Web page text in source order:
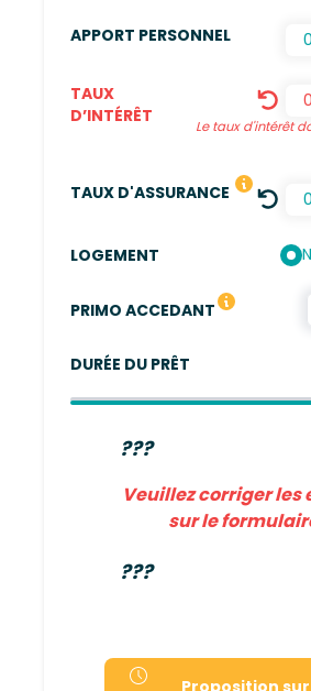
APPORT PERSONNEL
TAUX
D’INTÉRÊT
Le taux d'intérêt
TAUX D'ASSURANCE LE TAUX
LOGEMENT
PRIMO ACCEDANT
Vous n'avez pas été
DURÉE DU PRÊT
???
Veuillez corriger les
sur le
???